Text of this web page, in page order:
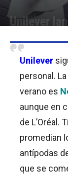
Unilever
Unilever
personal.
verano es
aunque en
de L’Oréal.
promedian
antípodas
que se